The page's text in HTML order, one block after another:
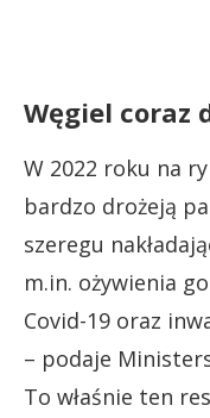
Węgiel coraz
W 2022 roku na
bardzo drożeją
szeregu
m.in. ożywienia
Covid-19 oraz
– podaje
To właśnie ten